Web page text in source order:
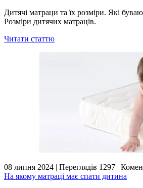
Дитячі матраци та їх розміри. Які
Розміри дитячих матраців.
Читати статтю
08 липня 2024 | Переглядів 1297 |
На якому матраці має спати дитина